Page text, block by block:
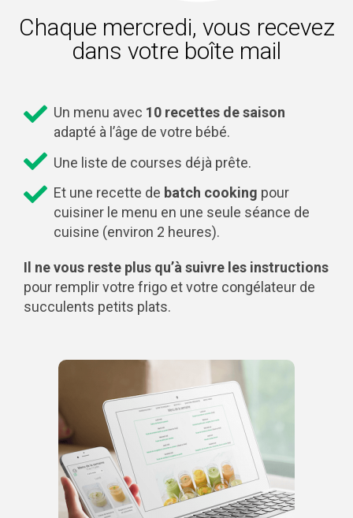
Chaque mercredi, vous recevez
dans votre boîte mail
Un menu avec 10 recettes de saison
adapté à l’âge de votre bébé.
Une liste de courses déjà prête.
Et une recette de batch cooking pour
cuisiner le menu en une seule séance de
cuisine (environ 2 heures).
Il ne vous reste plus qu’à suivre les instructions
pour remplir votre frigo et votre congélateur de
succulents petits plats.